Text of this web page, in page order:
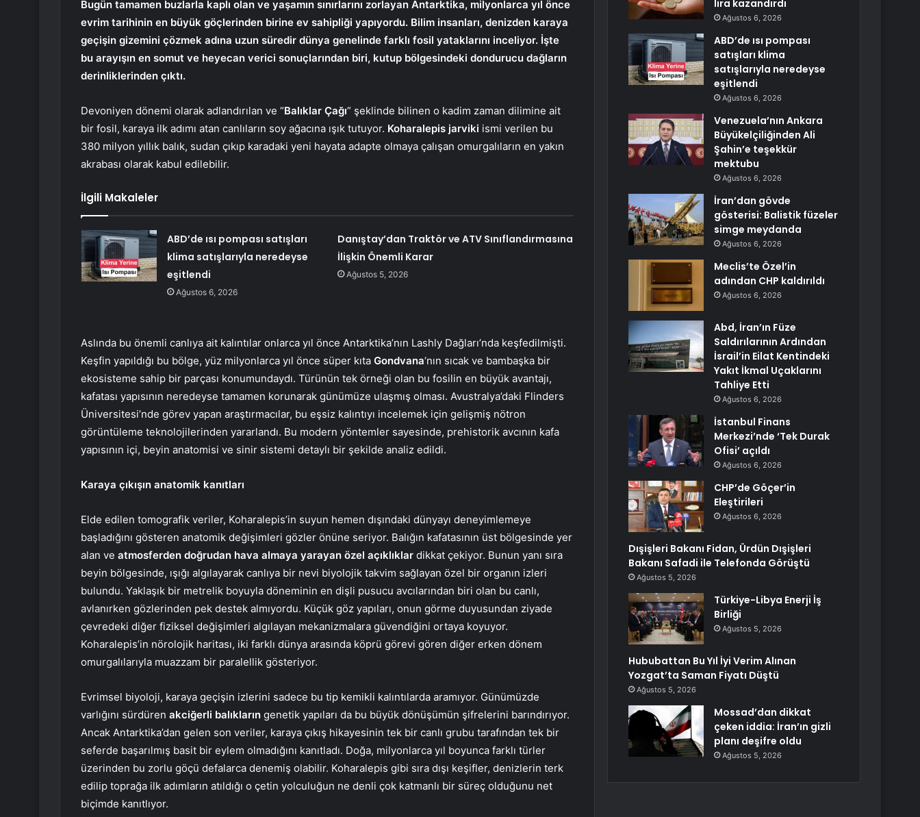
Bugün tamamen buzlarla kaplı olan ve yaşamın sınırlarını zorlayan Antarktika, milyonlarca yıl önce
evrim tarihinin en büyük göçlerinden birine ev sahipliği yapıyordu. Bilim insanları, denizden karaya
geçişin gizemini çözmek adına uzun süredir dünya genelinde farklı fosil yataklarını inceliyor. İşte
bu arayışın en somut ve heyecan verici sonuçlarından biri, kutup bölgesindeki dondurucu dağların
derinliklerinden çıktı.
Devoniyen dönemi olarak adlandırılan ve “Balıklar Çağı” şeklinde bilinen o kadim zaman dilimine ait
bir fosil, karaya ilk adımı atan canlıların soy ağacına ışık tutuyor. Koharalepis jarviki ismi verilen bu
380 milyon yıllık balık, sudan çıkıp karadaki yeni hayata adapte olmaya çalışan omurgalıların en yakın
akrabası olarak kabul edilebilir.
İlgili Makaleler
ABD’de ısı pompası satışları
klima satışlarıyla neredeyse
eşitlendi
Ağustos 6, 2026
Danıştay’dan Traktör ve ATV Sınıflandırmasına
İlişkin Önemli Karar
Ağustos 5, 2026
Aslında bu önemli canlıya ait kalıntılar onlarca yıl önce Antarktika’nın Lashly Dağları’nda keşfedilmişti.
Keşfin yapıldığı bu bölge, yüz milyonlarca yıl önce süper kıta Gondvana‘nın sıcak ve bambaşka bir
ekosisteme sahip bir parçası konumundaydı. Türünün tek örneği olan bu fosilin en büyük avantajı,
kafatası yapısının neredeyse tamamen korunarak günümüze ulaşmış olması. Avustralya’daki Flinders
Üniversitesi’nde görev yapan araştırmacılar, bu eşsiz kalıntıyı incelemek için gelişmiş nötron
görüntüleme teknolojilerinden yararlandı. Bu modern yöntemler sayesinde, prehistorik avcının kafa
yapısının içi, beyin anatomisi ve sinir sistemi detaylı bir şekilde analiz edildi.
Karaya çıkışın anatomik kanıtları
Elde edilen tomografik veriler, Koharalepis’in suyun hemen dışındaki dünyayı deneyimlemeye
başladığını gösteren anatomik değişimleri gözler önüne seriyor. Balığın kafatasının üst bölgesinde yer
alan ve atmosferden doğrudan hava almaya yarayan özel açıklıklar dikkat çekiyor. Bunun yanı sıra
beyin bölgesinde, ışığı algılayarak canlıya bir nevi biyolojik takvim sağlayan özel bir organın izleri
bulundu. Yaklaşık bir metrelik boyuyla döneminin en dişli pusucu avcılarından biri olan bu canlı,
avlanırken gözlerinden pek destek almıyordu. Küçük göz yapıları, onun görme duyusundan ziyade
çevredeki diğer fiziksel değişimleri algılayan mekanizmalara güvendiğini ortaya koyuyor.
Koharalepis’in nörolojik haritası, iki farklı dünya arasında köprü görevi gören diğer erken dönem
omurgalılarıyla muazzam bir paralellik gösteriyor.
Evrimsel biyoloji, karaya geçişin izlerini sadece bu tip kemikli kalıntılarda aramıyor. Günümüzde
varlığını sürdüren akciğerli balıkların genetik yapıları da bu büyük dönüşümün şifrelerini barındırıyor.
Ancak Antarktika’dan gelen son veriler, karaya çıkış hikayesinin tek bir canlı grubu tarafından tek bir
seferde başarılmış basit bir eylem olmadığını kanıtladı. Doğa, milyonlarca yıl boyunca farklı türler
üzerinden bu zorlu göçü defalarca denemiş olabilir. Koharalepis gibi sıra dışı keşifler, denizlerin terk
edilip toprağa ilk adımların atıldığı o çetin yolculuğun ne denli çok katmanlı bir süreç olduğunu net
biçimde kanıtlıyor.
lira kazandırdı
Ağustos 6, 2026
ABD’de ısı pompası
satışları klima
satışlarıyla neredeyse
eşitlendi
Ağustos 6, 2026
Venezuela’nın Ankara
Büyükelçiliğinden Ali
Şahin’e teşekkür
mektubu
Ağustos 6, 2026
İran’dan gövde
gösterisi: Balistik füzeler
simge meydanda
Ağustos 6, 2026
Meclis’te Özel’in
adından CHP kaldırıldı
Ağustos 6, 2026
Abd, İran’ın Füze
Saldırılarının Ardından
İsrail’in Eilat Kentindeki
Yakıt İkmal Uçaklarını
Tahliye Etti
Ağustos 6, 2026
İstanbul Finans
Merkezi’nde ‘Tek Durak
Ofisi’ açıldı
Ağustos 6, 2026
CHP’de Göçer’in
Eleştirileri
Ağustos 6, 2026
Dışişleri Bakanı Fidan, Ürdün Dışişleri
Bakanı Safadi ile Telefonda Görüştü
Ağustos 5, 2026
Türkiye-Libya Enerji İş
Birliği
Ağustos 5, 2026
Hububattan Bu Yıl İyi Verim Alınan
Yozgat’ta Saman Fiyatı Düştü
Ağustos 5, 2026
Mossad’dan dikkat
çeken iddia: İran’ın gizli
planı deşifre oldu
Ağustos 5, 2026